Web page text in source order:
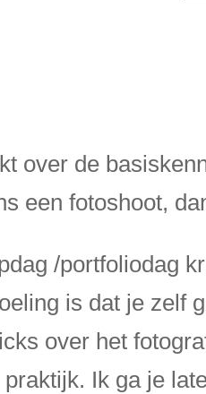
over de
een fotoshoot,
/portfoliodag
is dat je zelf
over het
Ik ga je